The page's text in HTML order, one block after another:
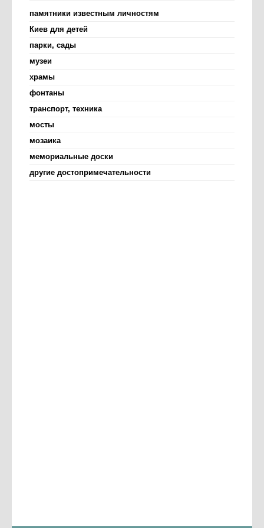
памятники известным личностям
Киев для детей
парки, сады
музеи
храмы
фонтаны
транспорт, техника
мосты
мозаика
мемориальные доски
другие достопримечательности